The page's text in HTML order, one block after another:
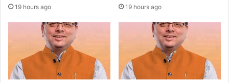
19 hours ago 19 hours ago